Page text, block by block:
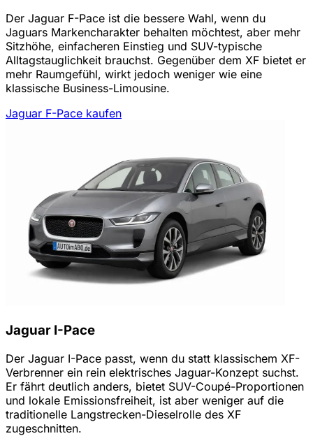
Der Jaguar F-Pace ist die bessere Wahl, wenn du
Jaguars Markencharakter behalten möchtest, aber mehr
Sitzhöhe, einfacheren Einstieg und SUV-typische
Alltagstauglichkeit brauchst. Gegenüber dem XF bietet er
mehr Raumgefühl, wirkt jedoch weniger wie eine
klassische Business-Limousine.
Jaguar F-Pace kaufen
Jaguar I-Pace
Der Jaguar I-Pace passt, wenn du statt klassischem XF-
Verbrenner ein rein elektrisches Jaguar-Konzept suchst.
Er fährt deutlich anders, bietet SUV-Coupé-Proportionen
und lokale Emissionsfreiheit, ist aber weniger auf die
traditionelle Langstrecken-Dieselrolle des XF
zugeschnitten.